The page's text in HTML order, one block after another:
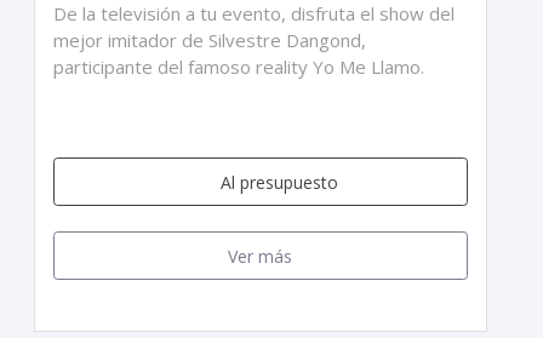
De la televisión a tu evento, disfruta el show del
mejor imitador de Silvestre Dangond,
participante del famoso reality Yo Me Llamo.
Al presupuesto
Ver más